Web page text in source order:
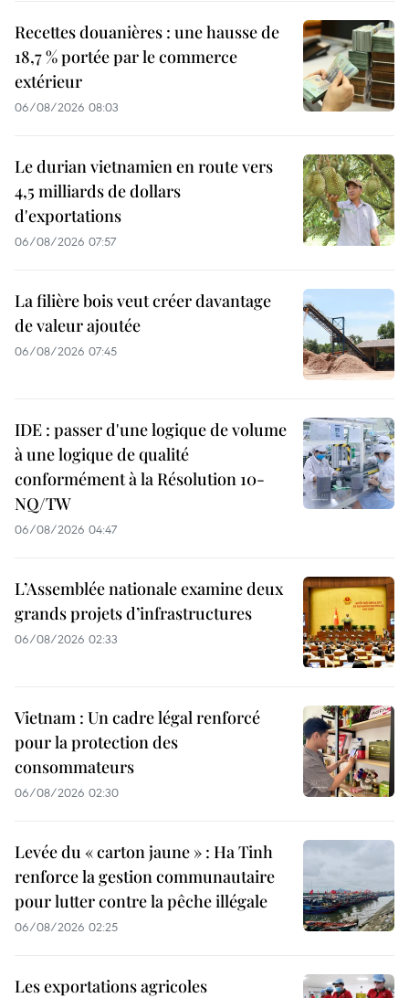
Recettes douanières : une hausse de
18,7 % portée par le commerce
extérieur
06/08/2026 08:03
Le durian vietnamien en route vers
4,5 milliards de dollars
d'exportations
06/08/2026 07:57
La filière bois veut créer davantage
de valeur ajoutée
06/08/2026 07:45
IDE : passer d'une logique de volume
à une logique de qualité
conformément à la Résolution 10-
NQ/TW
06/08/2026 04:47
L’Assemblée nationale examine deux
grands projets d’infrastructures
06/08/2026 02:33
Vietnam : Un cadre légal renforcé
pour la protection des
consommateurs
06/08/2026 02:30
Levée du « carton jaune » : Ha Tinh
renforce la gestion communautaire
pour lutter contre la pêche illégale
06/08/2026 02:25
Les exportations agricoles